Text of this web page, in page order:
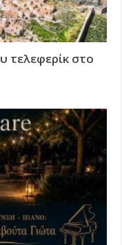
τελεφερίκ στο